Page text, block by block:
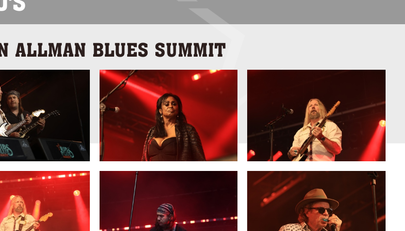
ALLMAN BLUES SUMMIT